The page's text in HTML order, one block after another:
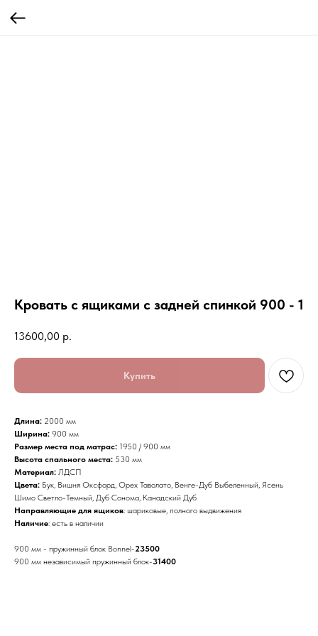
Кровать с ящиками с задней спинкой 900 - 1
13600,00 р.
Купить
Длина: 2000 мм
Ширина: 900 мм
Размер места под матрас: 1950 / 900 мм
Высота спального места: 530 мм
Материал: ЛДСП
Цвета: Бук, Вишня Оксфорд, Орех Таволато, Венге-Дуб Выбеленный, Ясень
Шимо Светло-Темный, Дуб Сонома, Канадский Дуб
Направляющие для ящиков: шариковые, полного выдвижения
Наличие: есть в наличии
900 мм - пружинный блок Bonnel-23500
900 мм независимый пружинный блок-31400